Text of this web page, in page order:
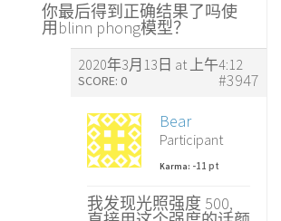
你最后得到正确结果了吗使
用blinn phong模型？
2020年3月13日 at 上午4:12
#3947
SCORE: 0
Bear
Participant
Karma: -11 pt
我发现光照强度 500,